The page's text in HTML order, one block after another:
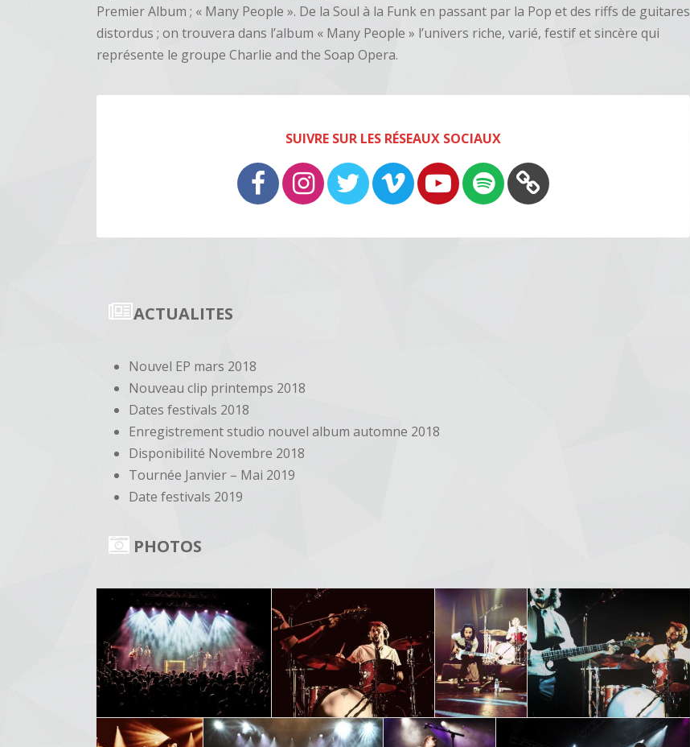
Premier Album ; « Many People ». De la Soul à la Funk en passant par la Pop et des riffs de guitares
distordus ; on trouvera dans l’album « Many People » l’univers riche, varié, festif et sincère qui
représente le groupe Charlie and the Soap Opera.
SUIVRE SUR LES RÉSEAUX SOCIAUX
ACTUALITES
Nouvel EP mars 2018
Nouveau clip printemps 2018
Dates festivals 2018
Enregistrement studio nouvel album automne 2018
Disponibilité Novembre 2018
Tournée Janvier – Mai 2019
Date festivals 2019
PHOTOS